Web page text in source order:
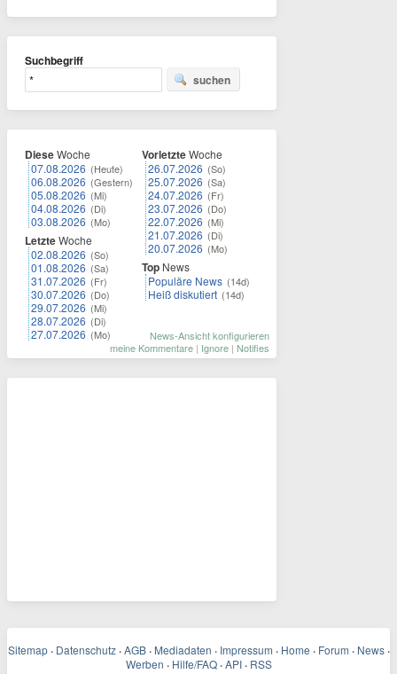
Suchbegriff
suchen
DieseWoche
07.08.2026 (Heute)
06.08.2026 (Gestern)
05.08.2026 (Mi)
04.08.2026 (Di)
03.08.2026 (Mo)
LetzteWoche
02.08.2026 (So)
01.08.2026 (Sa)
31.07.2026 (Fr)
30.07.2026 (Do)
29.07.2026 (Mi)
28.07.2026 (Di)
27.07.2026 (Mo)
VorletzteWoche
26.07.2026 (So)
25.07.2026 (Sa)
24.07.2026 (Fr)
23.07.2026 (Do)
22.07.2026 (Mi)
21.07.2026 (Di)
20.07.2026 (Mo)
Top News
Populäre News (14d)
Heiß diskutiert (14d)
News-Ansicht konfigurieren
meine Kommentare | Ignore | Notifies
Sitemap · Datenschutz · AGB · Mediadaten · Impressum · Home · Forum · News ·
Werben · Hilfe/FAQ · API · RSS